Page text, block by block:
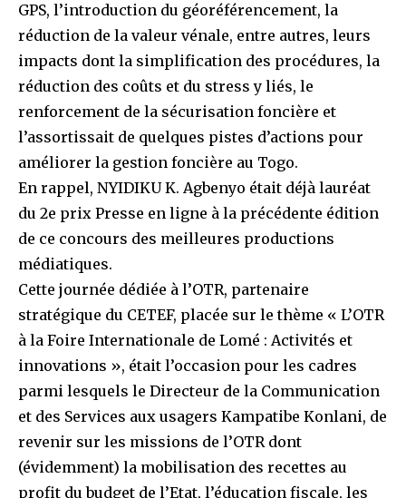
GPS, l’introduction du géoréférencement, la
réduction de la valeur vénale, entre autres, leurs
impacts dont la simplification des procédures, la
réduction des coûts et du stress y liés, le
renforcement de la sécurisation foncière et
l’assortissait de quelques pistes d’actions pour
améliorer la gestion foncière au Togo.
En rappel, NYIDIKU K. Agbenyo était déjà lauréat
du 2e prix Presse en ligne à la précédente édition
de ce concours des meilleures productions
médiatiques.
Cette journée dédiée à l’OTR, partenaire
stratégique du CETEF, placée sur le thème « L’OTR
à la Foire Internationale de Lomé : Activités et
innovations », était l’occasion pour les cadres
parmi lesquels le Directeur de la Communication
et des Services aux usagers Kampatibe Konlani, de
revenir sur les missions de l’OTR dont
(évidemment) la mobilisation des recettes au
profit du budget de l’Etat, l’éducation fiscale, les